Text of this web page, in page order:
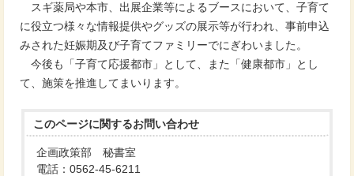
スギ薬局や本市、出展企業等によるブースにおいて、子育て
に役立つ様々な情報提供やグッズの展示等が行われ、事前申込
みされた妊娠期及び子育てファミリーでにぎわいました。
今後も「子育て応援都市」として、また「健康都市」とし
て、施策を推進してまいります。
このページに関するお問い合わせ
企画政策部 秘書室
電話：0562-45-6211